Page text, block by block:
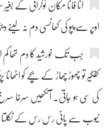
آناً فاناً مکان نوکرانی کے بغیر
اوپر سے پپو کی کھانسی دم نہ لینے
جب تک خورشید کا دم تھا کم
کفگیر تو چھوڑ چھاڑ کے بچے کو
کی سی ہو جاتی۔ آنکھیں سرخا سرخ
ٹیوب سے پانی رس رس کے